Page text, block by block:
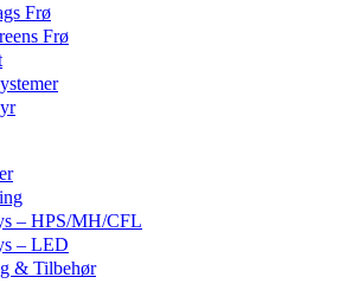
Frø
Frø
– HPS/MH/CFL
– LED
& Tilbehør